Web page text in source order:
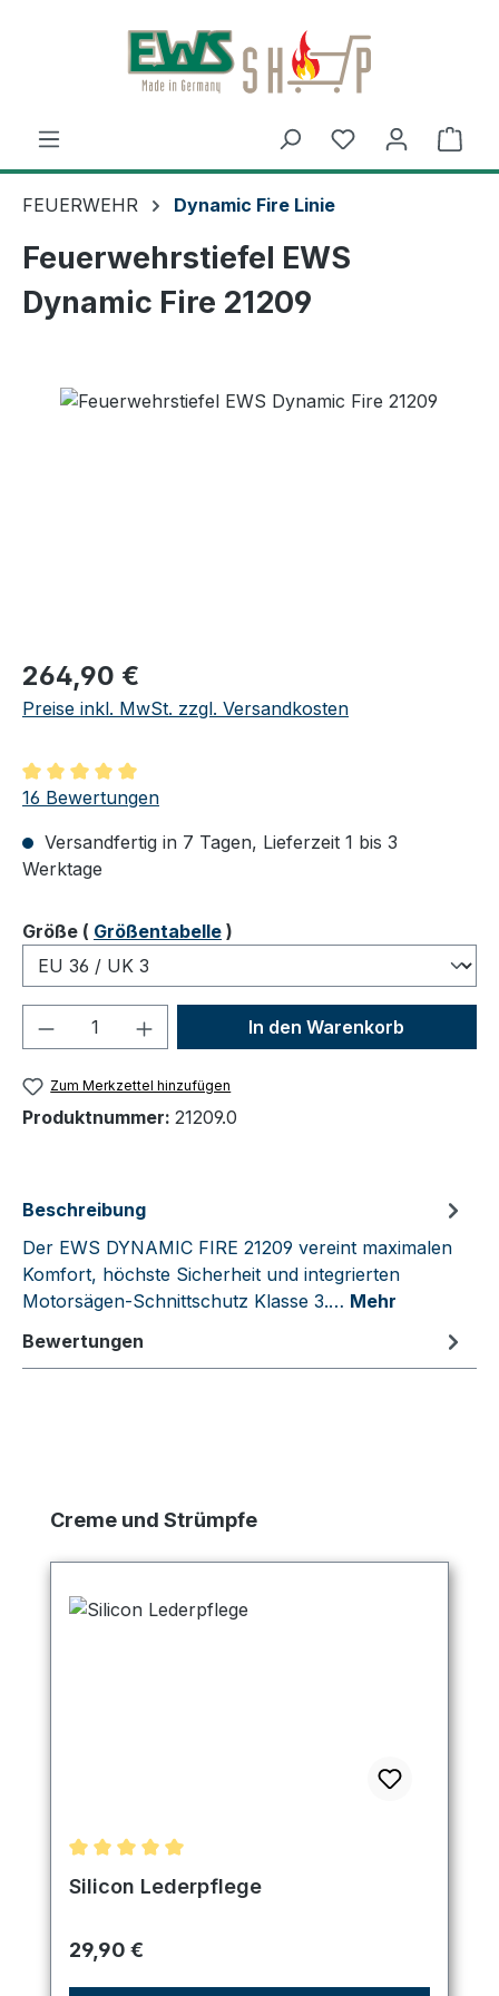
Zum Hauptinhalt springen
FEUERWEHR Dynamic Fire Linie
Feuerwehrstiefel EWS
Dynamic Fire 21209
Regulärer Preis:
264,90 €
Preise inkl. MwSt. zzgl. Versandkosten
Durchschnittliche Bewertung von 5 von 5 Sternen
16 Bewertungen
Versandfertig in 7 Tagen, Lieferzeit 1 bis 3
Werktage
Größeauswählen
( Größentabelle )
Produkt Anzahl: Gib denIn den Warenkorb
Zum Merkzettel hinzufügen
Produktnummer: 21209.0
Beschreibung
Der EWS DYNAMIC FIRE 21209 vereint maximalen
Komfort, höchste Sicherheit und integrierten
Motorsägen-Schnittschutz Klasse 3.… Mehr
Bewertungen
Produktgalerie überspringen
Creme und Strümpfe
Durchschnittliche Bewertung von 5 von 5 Sternen
Silicon Lederpflege
Regulärer Preis:
29,90 €